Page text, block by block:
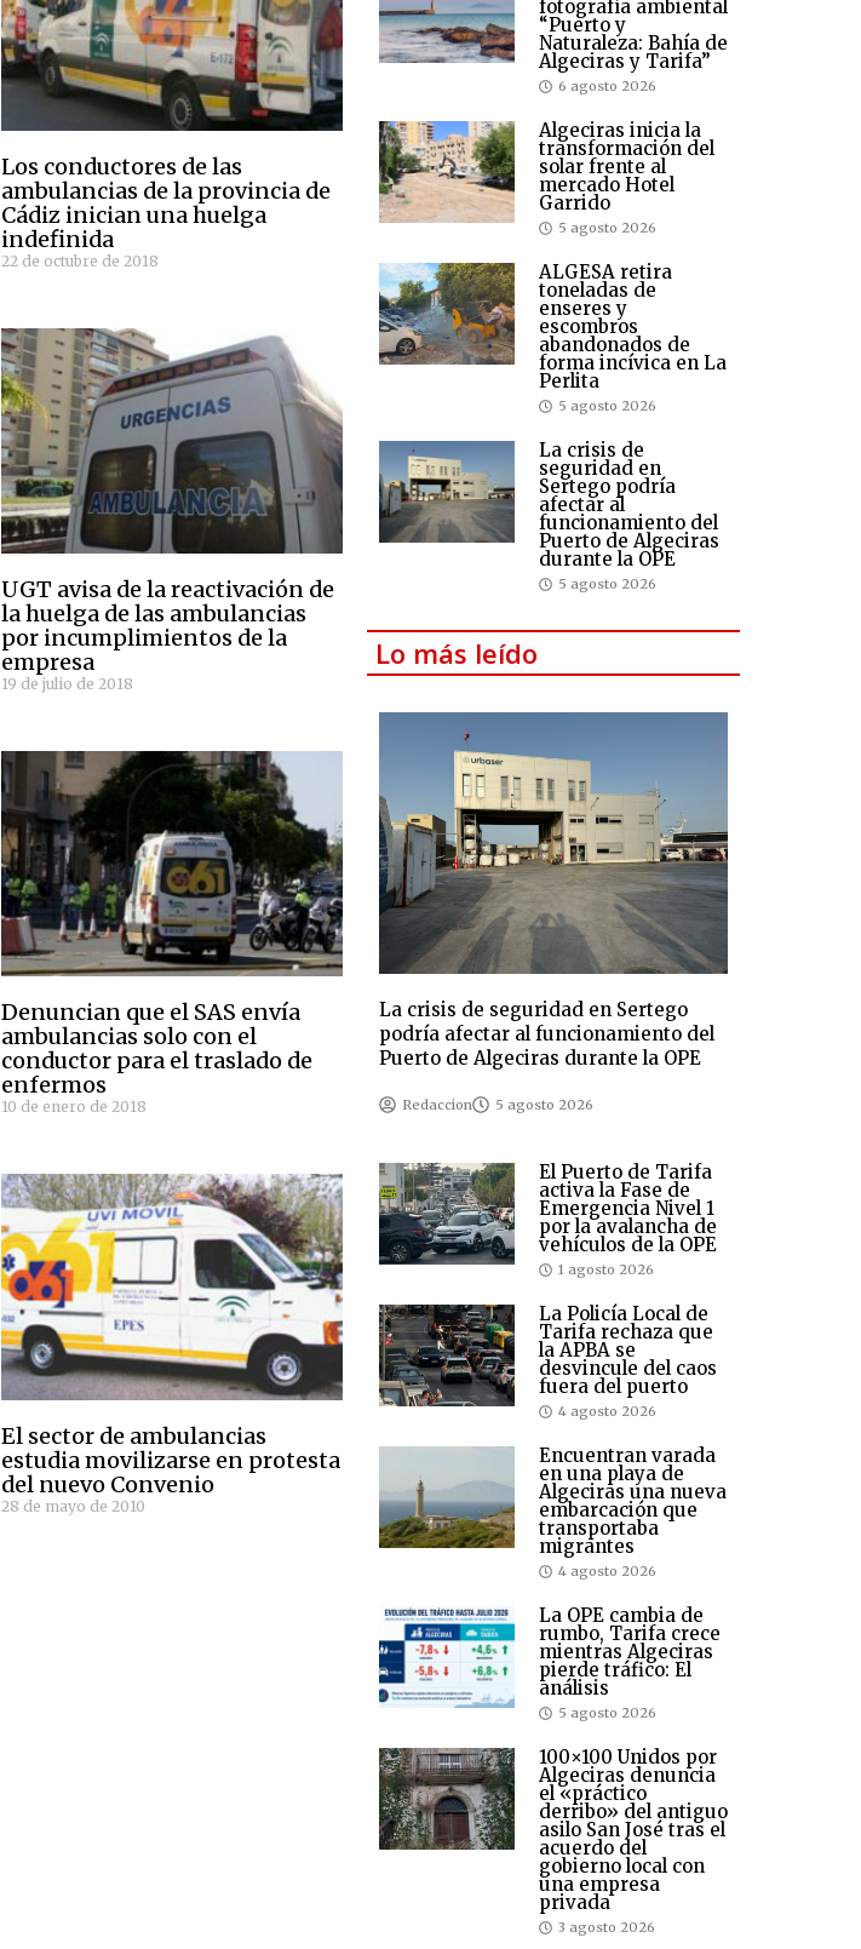
Los conductores de las
ambulancias de la provincia de
Cádiz inician una huelga
indefinida
22 de octubre de 2018
UGT avisa de la reactivación de
la huelga de las ambulancias
por incumplimientos de la
empresa
19 de julio de 2018
Denuncian que el SAS envía
ambulancias solo con el
conductor para el traslado de
enfermos
10 de enero de 2018
El sector de ambulancias
estudia movilizarse en protesta
del nuevo Convenio
28 de mayo de 2010
fotografía ambiental
“Puerto y
Naturaleza: Bahía de
Algeciras y Tarifa”
6 agosto 2026
Algeciras inicia la
transformación del
solar frente al
mercado Hotel
Garrido
5 agosto 2026
ALGESA retira
toneladas de
enseres y
escombros
abandonados de
forma incívica en La
Perlita
5 agosto 2026
La crisis de
seguridad en
Sertego podría
afectar al
funcionamiento del
Puerto de Algeciras
durante la OPE
5 agosto 2026
Lo más leído
La crisis de seguridad en Sertego
podría afectar al funcionamiento del
Puerto de Algeciras durante la OPE
Redaccion 5 agosto 2026
El Puerto de Tarifa
activa la Fase de
Emergencia Nivel 1
por la avalancha de
vehículos de la OPE
1 agosto 2026
La Policía Local de
Tarifa rechaza que
la APBA se
desvincule del caos
fuera del puerto
4 agosto 2026
Encuentran varada
en una playa de
Algeciras una nueva
embarcación que
transportaba
migrantes
4 agosto 2026
La OPE cambia de
rumbo, Tarifa crece
mientras Algeciras
pierde tráfico: El
análisis
5 agosto 2026
100×100 Unidos por
Algeciras denuncia
el «práctico
derribo» del antiguo
asilo San José tras el
acuerdo del
gobierno local con
una empresa
privada
3 agosto 2026